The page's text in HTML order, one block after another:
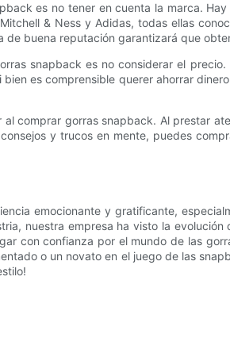
es no tener en cuenta la marca.
& Ness y Adidas, todas ellas
buena reputación garantizará que
snapback es no considerar el
es comprensible querer ahorrar
comprar gorras snapback. Al prestar
y trucos en mente, puedes
emocionante y gratificante,
nuestra empresa ha visto la
con confianza por el mundo de las
o un novato en el juego de las